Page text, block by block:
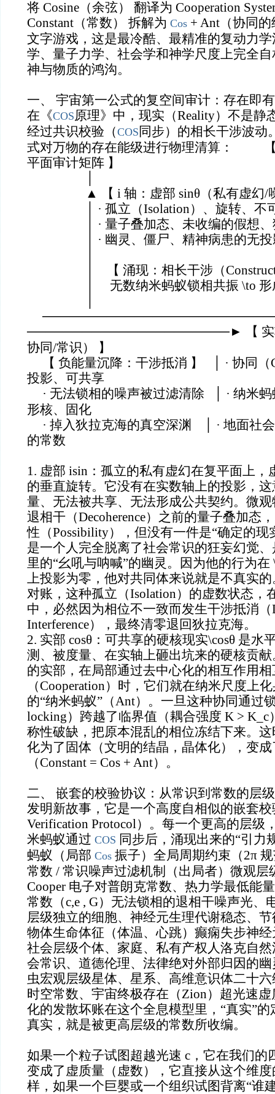
将 Cosine（余弦） 翻译为 Cooperation
Constant（常数） 拆解为 Cos + Ant（协同
文字游戏，这是最冷酷、最精准的复动力
学、量子力学、社会学和神学尺度上完全
神与物质的鸿沟。
一、 宇宙第一公式的复空间审计：存在即
在《COS原理》中，现实（Reality）不是静
经过共识校验（COS 同步）的相长干涉波动
式对万物的存在能级进行物理清算： 【
平面审计矩阵 】
▲ 【 i 轴：虚部 sinθ（私有虚幻/噪
│ · 孤立（Isolation）、旋转、不
│ · 量子叠加态、未收编的假想、
│ · 幽灵、僵尸、精神病患的无投
│ 【 涌现：相长干涉（
│ 无数纳米蚂蚁锁相共振 \to 形
──────────────────────► 【 实
协同/常识） 】
【 负能量沉降：干涉抵消 】 │ · 协同（
投影、可共享
· 无法锁相的噪声被过滤清除 │ · 纳米蚂
形核、固化
· 掉入狄拉克海的真空深渊 │ · 地面社
的常数
1. 虚部 isin：孤立的私有虚幻在复平面上，
的垂直旋转。它没有在实数轴上的投影，
量、无法被共享、无法形成公共契约。微
退相干（Decoherence）之前的量子叠加态
性（Possibility），但没有一件是“确定的现
是一个人完全脱离了社会常识的狂妄幻觉
里的“幺吼与呐喊”的幽灵。因为他的行为在
上投影为零，他对共同体来说就是不真实
对账，这种孤立（Isolation）的虚数状态，
中，必然因为相位不一致而发生干涉抵消（
Interference），最终清零退回狄拉克海。
2. 实部 cosθ：可共享的硬核现实\cosθ 是水
测、被度量、在实轴上砸出坑来的硬核贡
的实部，在局部通过去中心化的相互作用
（Cooperation）时，它们就在纳米尺度上
的“纳米蚂蚁”（Ant）。一旦这种协同通过
locking）跨越了临界值（耦合强度 K > K_c
称性破缺，把原本混乱的相位冻结下来。
化为了固体（文明的结晶，晶体化），变
（Constant = Cos + Ant）。
二、 嵌套的校验协议：从常识到常数的层
发明新故事，它是一个高度自相似的嵌套校
Verification Protocol）。每一个更高的层级
米蚂蚁通过 COS 同步后，涌现出来的“引力
蚂蚁（局部 Cos 振子）全局周期约束（2π
常数 / 常识噪声过滤机制（出局者）微观层
Cooper 电子对普朗克常数、热力学最低能
常数（c,e , G）无法锁相的退相干噪声光、
层级独立的细胞、神经元生理代谢稳态、节
物体生命体征（体温、心跳）癫痫失步神
社会层级个体、家庭、私有产权人洛克自
会常识、道德伦理、法律绝对外部归因的
虫宏观层级星体、星系、高维意识体二十
时空常数、宇宙终极存在（Zion）超光速
化的发散坏账在这个全息模型里，“真实”
真实，就是被更高层级的常数所收编。
如果一个粒子试图超越光速 c，它在我们的
变成了虚质量（虚数），它直接从这个维
样，如果一个巨婴或一个组织试图背离“谁